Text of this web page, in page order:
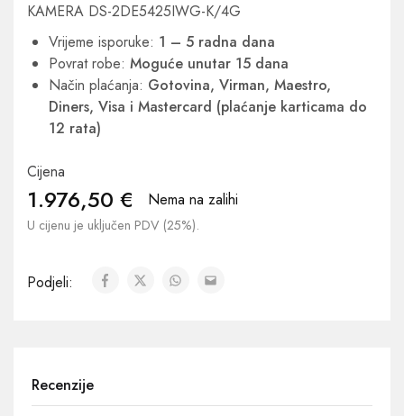
KAMERA DS-2DE5425IWG-K/4G
Vrijeme isporuke: 1 – 5 radna dana
Povrat robe: Moguće unutar 15 dana
Način plaćanja: Gotovina, Virman, Maestro,
Diners, Visa i Mastercard (plaćanje karticama do
12 rata)
Cijena
1.976,50 € Nema na zalihi
U cijenu je uključen PDV (25%).
Podjeli:
Recenzije